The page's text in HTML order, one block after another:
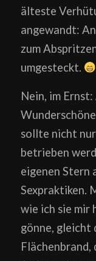
älteste
angewandt:
zum
umgesteckt.
Nein, im
sollte nicht
betrieben
eigenen Stern
Sexpraktiken.
wie ich sie mir
gönne, gleicht
Flächenbrand,